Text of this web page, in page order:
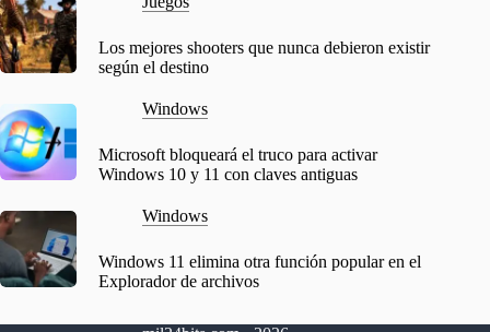
Los mejores shooters que nunca debieron existir
según el destino
Windows
Microsoft bloqueará el truco para activar
Windows 10 y 11 con claves antiguas
Windows
Windows 11 elimina otra función popular en el
Explorador de archivos